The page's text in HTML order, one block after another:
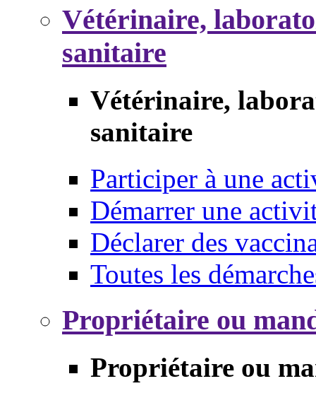
Vétérinaire,
sanitaire
Vétérinaire,
sanitaire
Participer à une
Démarrer une
Déclarer des
Toutes les
Propriétaire ou
Propriétaire ou